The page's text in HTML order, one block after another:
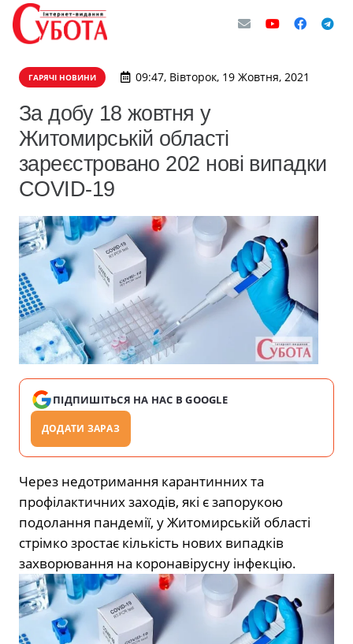
ГАРЯЧІ НОВИНИ 09:47, Вівторок, 19 Жовтня, 2021
За добу 18 жовтня у
Житомирській області
зареєстровано 202 нові випадки
COVID-19
ПІДПИШІТЬСЯ НА НАС В GOOGLE
ДОДАТИ ЗАРАЗ
Через недотримання карантинних та
профілактичних заходів, які є запорукою
подолання пандемії, у Житомирській області
стрімко зростає кількість нових випадків
захворювання на коронавірусну інфекцію.